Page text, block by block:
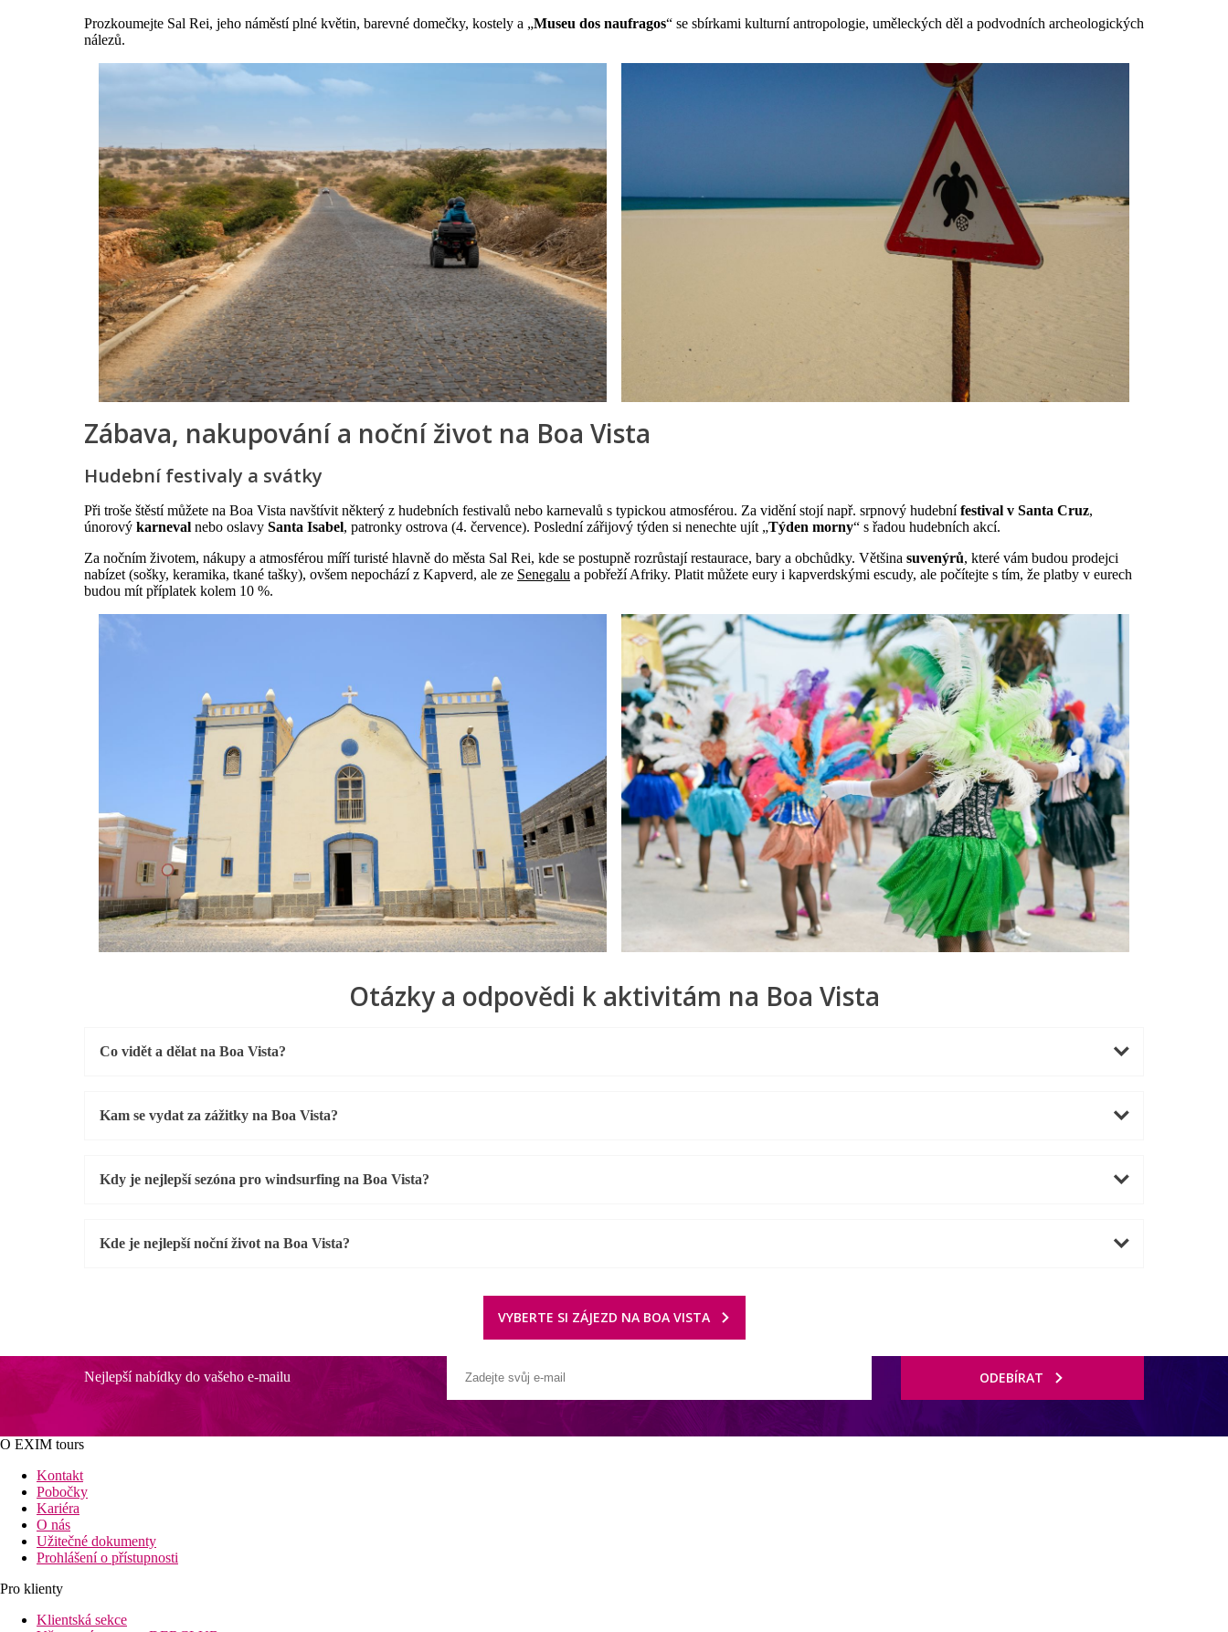
Prozkoumejte Sal Rei, jeho náměstí plné květin, barevné domečky, kostely a „Museu dos naufragos“ se sbírkami kulturní antropologie, uměleckých děl a podvodních archeologických
nálezů.
Zábava, nakupování a noční život na Boa Vista
Hudební festivaly a svátky
Při troše štěstí můžete na Boa Vista navštívit některý z hudebních festivalů nebo karnevalů s typickou atmosférou. Za vidění stojí např. srpnový hudebnífestival v Santa Cruz,
únorový karneval nebo oslavy Santa Isabel, patronky ostrova (4. července). Poslední zářijový týden si nenechte ujít „Týden morny“ s řadou hudebních akcí.
Za nočním životem, nákupy a atmosférou míří turisté hlavně do města Sal Rei, kde se postupně rozrůstají restaurace, bary a obchůdky. Většina suvenýrů, které vám budou prodejci
nabízet (sošky, keramika, tkané tašky), ovšem nepochází z Kapverd, ale ze Senegalu a pobřeží Afriky. Platit můžete eury i kapverdskými escudy, ale počítejte s tím, že platby v eurech
budou mít příplatek kolem 10 %.
Otázky a odpovědi k aktivitám na Boa Vista
Co vidět a dělat na Boa Vista?
Kam se vydat za zážitky na Boa Vista?
Kdy je nejlepší sezóna pro windsurfing na Boa Vista?
Kde je nejlepší noční život na Boa Vista?
VYBERTE SI ZÁJEZD NA BOA VISTA
Nejlepší nabídky do vašeho e-mailu ODEBÍRAT
O EXIM tours
Kontakt
Pobočky
Kariéra
O nás
Užitečné dokumenty
Prohlášení o přístupnosti
Pro klienty
Klientská sekce